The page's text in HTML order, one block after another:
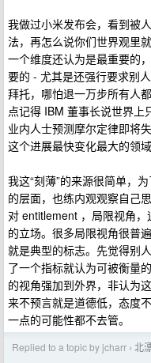
我做过小米发布会，看到被
法，再怎么说你们世界观里
一个维度还认为是最重要的
要的 - 尤其是还强行要求别
拜托，哪怕退一万步所有人
点记得 IBM 董事长说世界上
业内人士预测摩尔定律即将
这个进展最快变化最大的领
我这“刻薄”的来源很简单，
的层面，也练内观观察自己
对 entitlement ，局限视角
的立场。很多局限视角很普
就是典型的标志。先觉得别
了一个指标就认为可被衡量
的视角强加到外界，非认为
来不预言就是道德低，态度
一点的可能性都不去管。
Replied to a topic by jcharr › 北